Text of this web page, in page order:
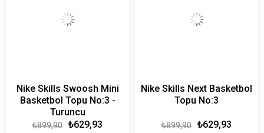
Nike Skills Swoosh Mini
Basketbol Topu No:3 -
Turuncu
₺629,93
₺899,90
Nike Skills Next Basketbol
Topu No:3
₺629,93
₺899,90